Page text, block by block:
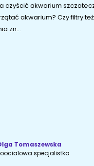
hellera, złota rybka —
akwarysty?
na poc...
Olga Tomaszewska
Zoocialowa specjalistka